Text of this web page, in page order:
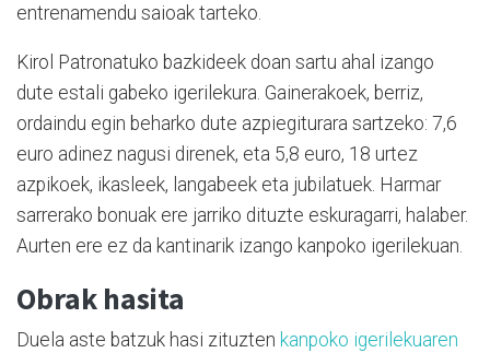
entrenamendu saioak tarteko.
Kirol Patronatuko bazkideek doan sartu ahal izango
dute estali gabeko igerilekura. Gainerakoek, berriz,
ordaindu egin beharko dute azpiegiturara sartzeko: 7,6
euro adinez nagusi direnek, eta 5,8 euro, 18 urtez
azpikoek, ikasleek, langabeek eta jubilatuek. Harmar
sarrerako bonuak ere jarriko dituzte eskuragarri, halaber.
Aurten ere ez da kantinarik izango kanpoko igerilekuan.
Obrak hasita
Duela aste batzuk hasi zituzten kanpoko igerilekuaren